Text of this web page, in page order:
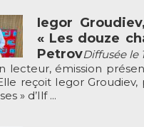
Iegor
« Les douze
PetrovDiffusée le
lecteur, émission
reçoit Iegor Groudiev,
» d’Ilf ...